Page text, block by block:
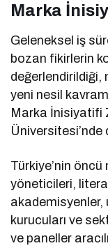
Marka
Geleneksel iş
bozan fikirlerin
değerlendirildiği,
yeni nesil
Marka İnisiyatifi
Üniversitesi’nde
Türkiye’nin öncü
yöneticileri,
akademisyenler,
kurucuları ve
ve paneller